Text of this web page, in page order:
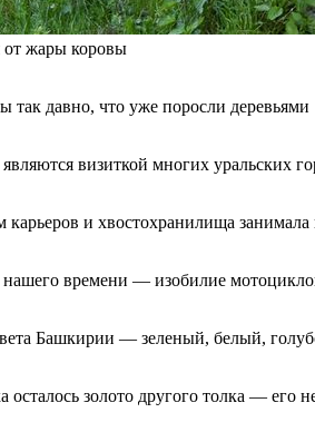
от жары коровы
так давно, что уже поросли деревьями
визиткой многих уральских
карьеров и хвостохранилища
времени — изобилие
Башкирии — зеленый, белый,
осталось золото другого толка — его